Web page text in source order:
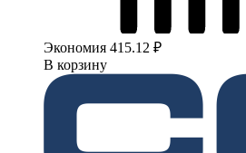
Экономия 415.12 ₽
В корзину